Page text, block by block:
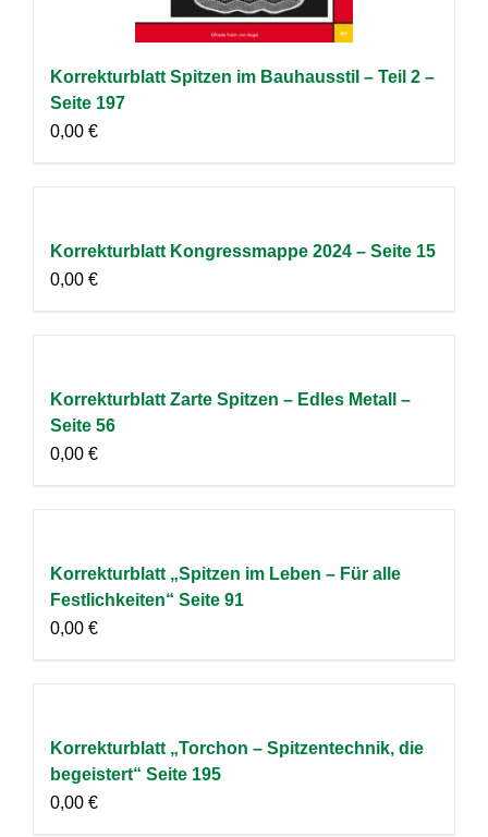
Korrekturblatt Spitzen im Bauhausstil – Teil 2 –
Seite 197
0,00 €
Korrekturblatt Kongressmappe 2024 – Seite 15
0,00 €
Korrekturblatt Zarte Spitzen – Edles Metall –
Seite 56
0,00 €
Korrekturblatt „Spitzen im Leben – Für alle
Festlichkeiten“ Seite 91
0,00 €
Korrekturblatt „Torchon – Spitzentechnik, die
begeistert“ Seite 195
0,00 €